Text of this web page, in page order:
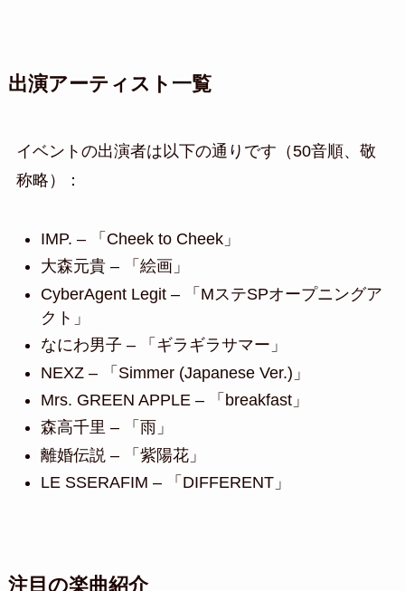
出演アーティスト一覧
イベントの出演者は以下の通りです（50音順、敬
称略）：
IMP. – 「Cheek to Cheek」
大森元貴 – 「絵画」
CyberAgent Legit – 「MステSPオープニングア
クト」
なにわ男子 – 「ギラギラサマー」
NEXZ – 「Simmer (Japanese Ver.)」
Mrs. GREEN APPLE – 「breakfast」
森高千里 – 「雨」
離婚伝説 – 「紫陽花」
LE SSERAFIM – 「DIFFERENT」
注目の楽曲紹介